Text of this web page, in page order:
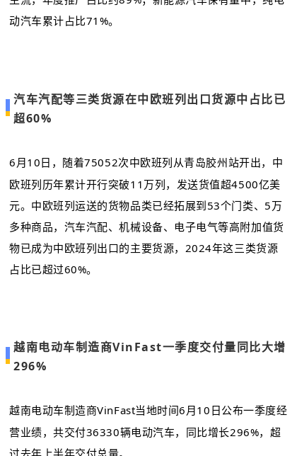
动汽车累计占比71%。
汽车汽配等三类货源在中欧班列出口货源中占比已
超60%
6月10日，随着75052次中欧班列从青岛胶州站开出，中
欧班列历年累计开行突破11万列，发送货值超4500亿美
元。中欧班列运送的货物品类已经拓展到53个门类、5万
多种商品，汽车汽配、机械设备、电子电气等高附加值货
物已成为中欧班列出口的主要货源，2024年这三类货源
占比已超过60%。
越南电动车制造商VinFast一季度交付量同比大增
296%
越南电动车制造商VinFast当地时间6月10日公布一季度经
营业绩，共交付36330辆电动汽车，同比增长296%，超